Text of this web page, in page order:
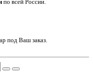
по всей России.
под Ваш заказ.